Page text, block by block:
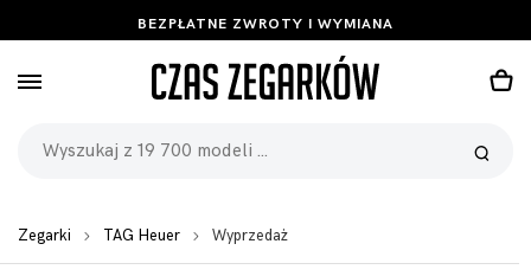
BEZPŁATNE ZWROTY I WYMIANA
Zegarki TAG Heuer Wyprzedaż